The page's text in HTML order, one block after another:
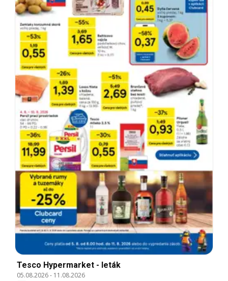
Tesco Hypermarket - leták
05.08.2026- 11.08.2026